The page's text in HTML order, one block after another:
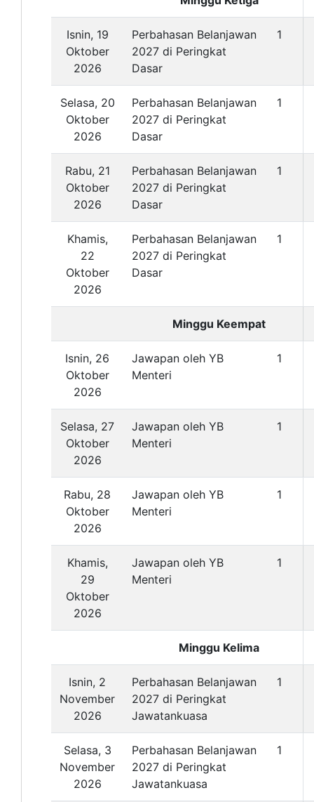
Isnin, 19
Oktober
2026
Perbahasan Belanjawan
2027 di Peringkat
Dasar
1
Selasa, 20
Oktober
2026
Perbahasan Belanjawan
2027 di Peringkat
Dasar
1
Rabu, 21
Oktober
2026
Perbahasan Belanjawan
2027 di Peringkat
Dasar
1
Khamis,
22
Oktober
2026
Perbahasan Belanjawan
2027 di Peringkat
Dasar
1
Minggu Keempat
Isnin, 26
Oktober
2026
Jawapan oleh YB
Menteri
1
Selasa, 27
Oktober
2026
Jawapan oleh YB
Menteri
1
Rabu, 28
Oktober
2026
Jawapan oleh YB
Menteri
1
Khamis,
29
Oktober
2026
Jawapan oleh YB
Menteri
1
Minggu Kelima
Isnin, 2
November
2026
Perbahasan Belanjawan
2027 di Peringkat
Jawatankuasa
1
Selasa, 3
November
2026
Perbahasan Belanjawan
2027 di Peringkat
Jawatankuasa
1